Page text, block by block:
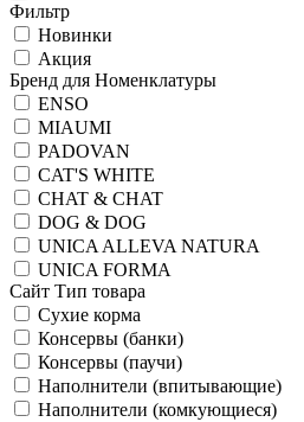
Фильтр
Новинки
Акция
Бренд для Номенклатуры
ENSO
MIAUMI
PADOVAN
CAT'S WHITE
CHAT & CHAT
DOG & DOG
UNICA ALLEVA NATURA
UNICA FORMA
Сайт Тип товара
Сухие корма
Консервы (банки)
Консервы (паучи)
Наполнители (впитывающие)
Наполнители (комкующиеся)